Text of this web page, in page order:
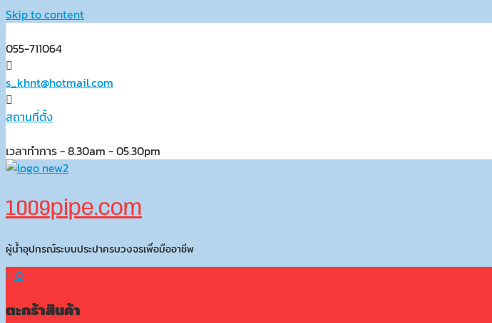
Skip to content
055-711064
s_khnt@hotmail.com
สถานที่ตั้ง
เวลาทำการ - 8.30am - 05.30pm
1009pipe.com
ผู้น้ำอุปกรณ์ระบบประปาครบวงจรเพื่อมืออาชีพ
0
ตะกร้าสินค้า